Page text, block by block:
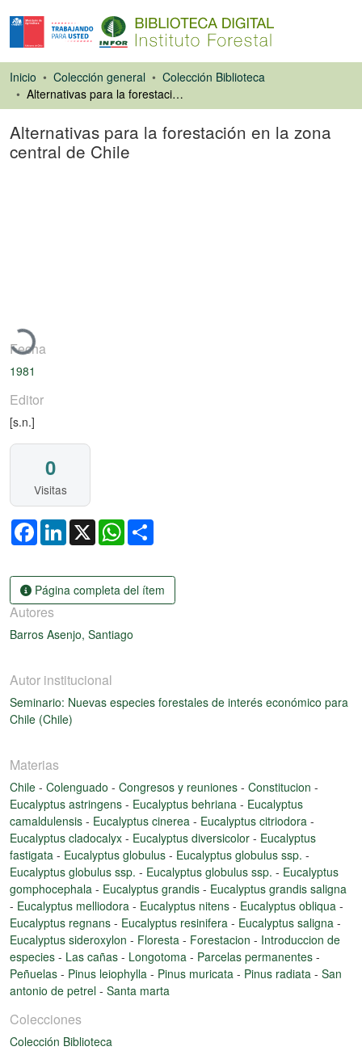
Inicio Colección general
Colección Biblioteca
Alternativas para la forestación en la zona central de Chile
Alternativas para la forestación en la zona
central de Chile
Cargando...
Fecha
1981
Editor
[s.n.]
0
Visitas
FacebookLinkedIn
X WhatsApp
Página completa del ítem
Autores
Barros Asenjo, Santiago
Autor institucional
Seminario: Nuevas especies forestales de interés económico para
Chile (Chile)
Materias
Chile - Colenguado - Congresos y reuniones - Constitucion -
Eucalyptus astringens - Eucalyptus behriana - Eucalyptus
camaldulensis - Eucalyptus cinerea - Eucalyptus citriodora -
Eucalyptus cladocalyx - Eucalyptus diversicolor - Eucalyptus
fastigata - Eucalyptus globulus - Eucalyptus globulus ssp. -
Eucalyptus globulus ssp. - Eucalyptus globulus ssp. - Eucalyptus
gomphocephala - Eucalyptus grandis - Eucalyptus grandis saligna
- Eucalyptus melliodora - Eucalyptus nitens - Eucalyptus obliqua -
Eucalyptus regnans - Eucalyptus resinifera - Eucalyptus saligna -
Eucalyptus sideroxylon - Floresta - Forestacion - Introduccion de
especies - Las cañas - Longotoma - Parcelas permanentes -
Peñuelas - Pinus leiophylla - Pinus muricata - Pinus radiata - San
antonio de petrel - Santa marta
Colecciones
Colección Biblioteca